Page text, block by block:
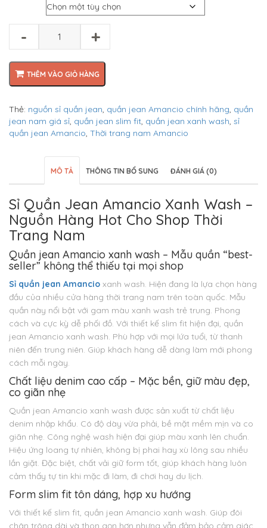
là:
₫550.000.
tại
là:
- +
THÊM VÀO GIỎ HÀNG
Thẻ: nguồn sỉ quần jean, quần jean Amancio chính hãng, quần
jean nam giá sỉ, quần jean slim fit, quần jean xanh wash, sỉ
quần jean Amancio, Thời trang nam Amancio
MÔ TẢ THÔNG TIN BỔ SUNG ĐÁNH GIÁ (0)
Sỉ Quần Jean Amancio Xanh Wash –
Nguồn Hàng Hot Cho Shop Thời
Trang Nam
Quần jean Amancio xanh wash – Mẫu quần “best-
seller” không thể thiếu tại mọi shop
Sỉ quần jean Amancio xanh wash. Hiện đang là lựa chọn hàng
đầu của nhiều cửa hàng thời trang nam trên toàn quốc. Mẫu
quần này nổi bật với gam màu xanh wash trẻ trung. Phong
cách và cực kỳ dễ phối đồ. Với thiết kế slim fit hiện đại, quần
jean Amancio xanh wash. Phù hợp với mọi lứa tuổi, từ thanh
niên đến trung niên. Giúp khách hàng dễ dàng làm mới phong
cách mỗi ngày.
Chất liệu denim cao cấp – Mặc bền, giữ màu đẹp,
co giãn nhẹ
Quần jean Amancio xanh wash được sản xuất từ chất liệu
denim nhập khẩu. Có độ dày vừa phải, bề mặt mềm mịn và co
giãn nhẹ. Công nghệ wash hiện đại giúp màu xanh lên chuẩn.
Hiệu ứng loang tự nhiên, không bị phai hay xù lông sau nhiều
lần giặt. Đặc biệt, chất vải giữ form tốt, giúp khách hàng luôn
cảm thấy tự tin khi mặc đi làm, đi chơi hay du lịch.
Form slim fit tôn dáng, hợp xu hướng
Với thiết kế slim fit, quần jean Amancio xanh wash. Giúp đôi
chân trông dài và thon gọn hơn nhưng vẫn đảm bảo cảm giác